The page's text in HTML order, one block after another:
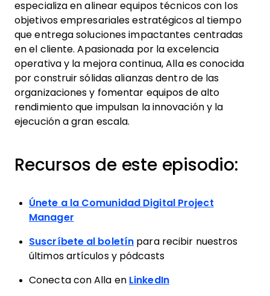
especializa en alinear equipos técnicos con los
objetivos empresariales estratégicos al tiempo
que entrega soluciones impactantes centradas
en el cliente. Apasionada por la excelencia
operativa y la mejora continua, Alla es conocida
por construir sólidas alianzas dentro de las
organizaciones y fomentar equipos de alto
rendimiento que impulsan la innovación y la
ejecución a gran escala.
Recursos de este episodio:
Únete a la Comunidad Digital Project
Manager
Suscríbete al boletín para recibir nuestros
últimos artículos y pódcasts
Conecta con Alla en LinkedIn